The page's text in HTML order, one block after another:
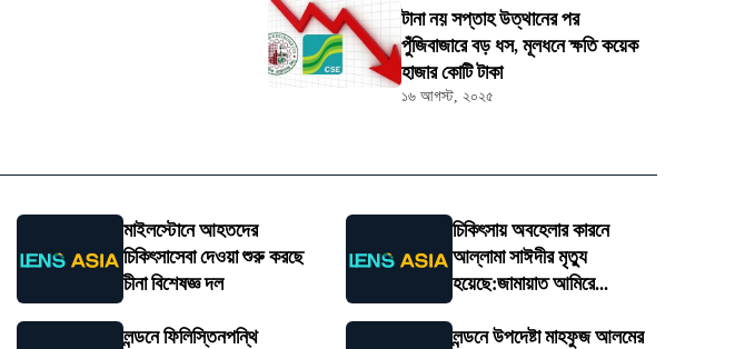
টানা নয় সপ্তাহ উত্থানের পর
পুঁজিবাজারে বড় ধস, মূলধনে ক্ষতি কয়েক
হাজার কোটি টাকা
১৬ আগস্ট, ২০২৫
মাইলস্টোনে আহতদের
চিকিৎসাসেবা দেওয়া শুরু করছে
চীনা বিশেষজ্ঞ দল
চিকিৎসায় অবহেলার কারনে
আল্লামা সাঈদীর মৃত্যু
হয়েছে:জামায়াত আমিরে...
লন্ডনে ফিলিস্তিনপন্থি
লন্ডনে উপদেষ্টা মাহফুজ আলমের